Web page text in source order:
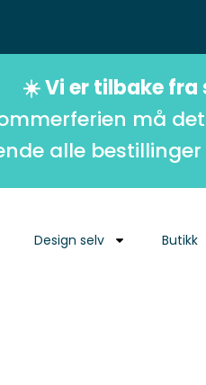
☀️ Vi er tilbake fra
må
alle
Design selv Butikk